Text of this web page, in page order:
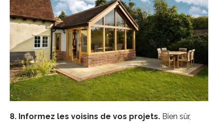
8. Informez les voisins de vos projets.Bien sûr,